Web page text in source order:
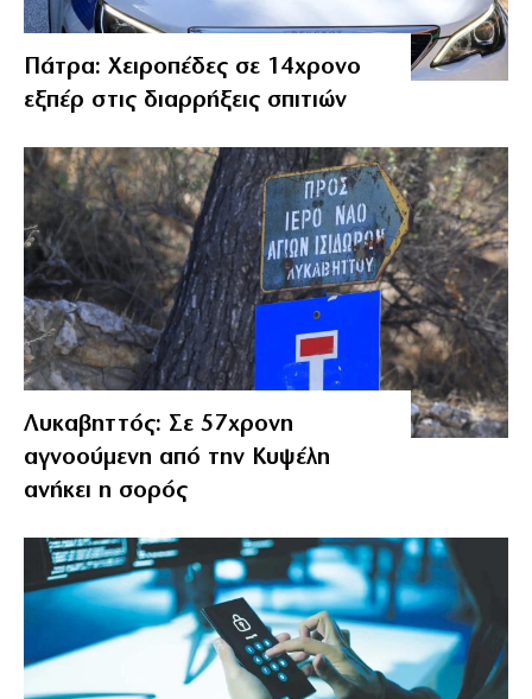
Πάτρα: Χειροπέδες σε 14χρονο
εξπέρ στις διαρρήξεις σπιτιών
Λυκαβηττός: Σε 57χρονη
αγνοούμενη από την Κυψέλη
ανήκει η σορός